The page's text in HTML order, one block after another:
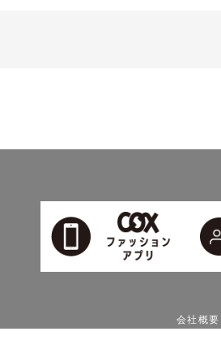
会社概要